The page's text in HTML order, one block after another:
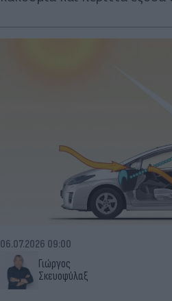
Γιώργος
Σκευοφύλαξ
06.07.2026 09:00